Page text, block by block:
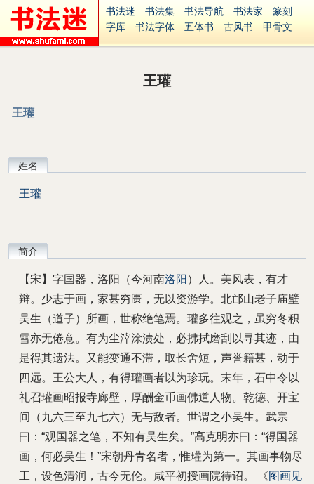
书法迷 书法集 书法导航 书法家
篆刻
字库
书法字体 五体书 古风书
甲骨文
字形 大字
中医 象棋
王瓘
王瓘
姓名
王瓘
简介
【宋】字国器，洛阳（今河南洛阳 ）人。美风表，有才
辩。少志于画，家甚穷匮，无以资游学。北邙山老子庙壁
吴生（道子）所画，世称绝笔焉。瓘多往观之，虽穷冬积
雪亦无倦意。有为尘滓涂渍处，必拂拭磨刮以寻其迹，由
是得其遗法。又能变通不滞，取长舍短，声誉籍甚，动于
四远。王公大人，有得瓘画者以为珍玩。末年，石中令以
礼召瓘画昭报寺廊壁，厚酬金币画佛道人物。乾德、开宝
间（九六三至九七六）无与敌者。世谓之小吴生。武宗
曰：“观国器之笔，不知有吴生矣。”高克明亦曰：“得国器
画，何必吴生！”宋朝丹青名者，惟瓘为第一。其画事物尽
工，设色清润，古今无伦。咸平初授画院待诏。 《图画见